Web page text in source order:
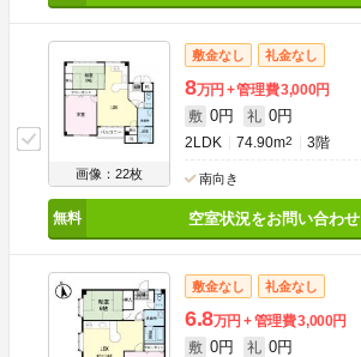
画像：22枚
敷金なし 礼金なし
8万円 管理費3,000円
敷 0円 礼 0円
2LDK 74.90m2 3階
南向き
空室状況をお問い合わせ
敷金なし 礼金なし
6.8万円 管理費3,000円
敷 0円 礼 0円